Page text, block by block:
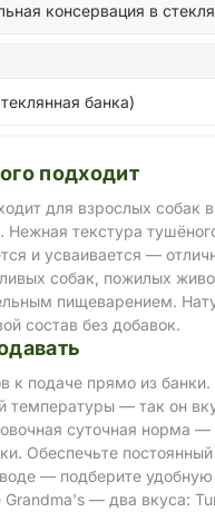
консервация в
банка)
подходит
для взрослых собак
Нежная текстура
и усваивается —
собак, пожилых
пищеварением.
состав без добавок.
к подаче прямо из
температуры — так он
суточная норма —
Обеспечьте
— подберите удобную
Grandma's — два вкуса: